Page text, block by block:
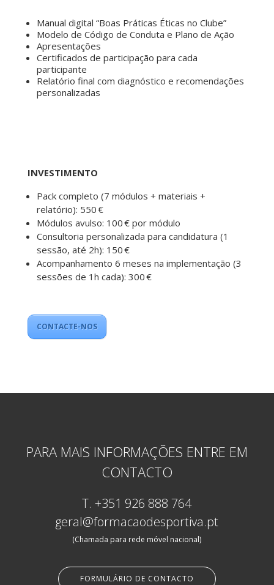
Manual digital “Boas Práticas Éticas no Clube”
Modelo de Código de Conduta e Plano de Ação
Apresentações
Certificados de participação para cada
participante
Relatório final com diagnóstico e recomendações
personalizadas
INVESTIMENTO
Pack completo (7 módulos + materiais +
relatório): 550 €
Módulos avulso: 100 € por módulo
Consultoria personalizada para candidatura (1
sessão, até 2h): 150 €
Acompanhamento 6 meses na implementação (3
sessões de 1h cada): 300 €
CONTACTE-NOS
PARA MAIS INFORMAÇÕES ENTRE EM
CONTACTO
T.+351 926 888 764
geral@formacaodesportiva.pt
(Chamada para rede móvel nacional)
FORMULÁRIO DE CONTACTO